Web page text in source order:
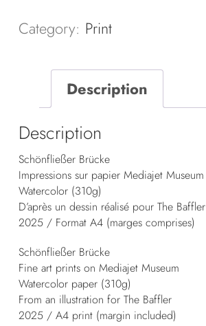
Category: Print
Description
Description
Schönfließer Brücke
Impressions sur papier Mediajet Museum
Watercolor (310g)
D’après un dessin réalisé pour The Baffler
2025 / Format A4 (marges comprises)
Schönfließer Brücke
Fine art prints on Mediajet Museum
Watercolor paper (310g)
From an illustration for The Baffler
2025 / A4 print (margin included)